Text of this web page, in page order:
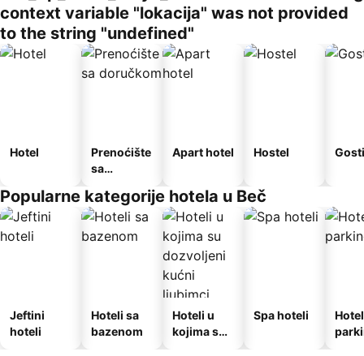
context variable "lokacija" was not provided
to the string "undefined"
Hotel
Prenoćište
sa
Apart hotel Hostel
Popularne kategorije hotela u Beč
Jeftini
hoteli
Hoteli sa
bazenom
Hoteli u
kojima su
Spa hoteli